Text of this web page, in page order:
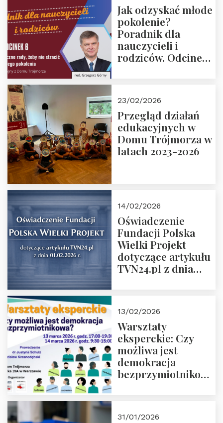
Jak odzyskać młode
pokolenie?
Poradnik dla
nauczycieli i
rodziców. Odcinek
Rozmawiają red.
Grzegorz Górny i
prof. Michał
Łuczewski
23/02/2026
Przegląd działań
edukacyjnych w
Domu Trójmorza w
latach 2023-2026
14/02/2026
Oświadczenie
Fundacji Polska
Wielki Projekt
dotyczące artykułu
TVN24.pl z dnia
13/02/2026
Warsztaty
eksperckie: Czy
możliwa jest
demokracja
bezprzymiotnikowa?
31/01/2026